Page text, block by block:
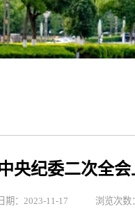
央纪委二次全
期：2023-11-17 浏览次数：